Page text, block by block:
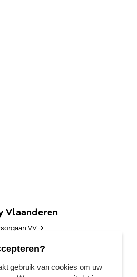
Vlaanderen
VV →
uitslagen →
voorwaarden →
gebruik van cookies om uw